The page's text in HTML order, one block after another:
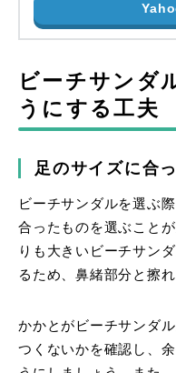
ビーチサンダ
うにする工夫
足のサイズに合
ビーチサンダルを選ぶ
合ったものを選ぶこと
りも大きいビーチサン
るため、鼻緒部分と擦
かかとがビーチサンダ
つくないかを確認し、